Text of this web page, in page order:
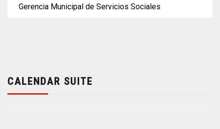
Gerencia Municipal de Servicios Sociales
CALENDAR SUITE